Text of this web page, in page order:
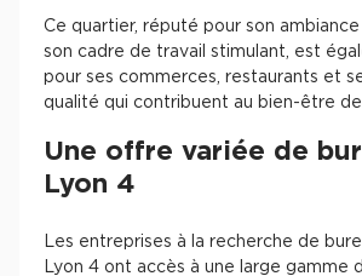
Ce quartier, réputé pour son
son cadre de travail stimulant, est
pour ses commerces, restaurants et
qualité qui contribuent au bien-être
Une offre variée de
Lyon 4
Les entreprises à la recherche de
Lyon 4 ont accès à une large gamme